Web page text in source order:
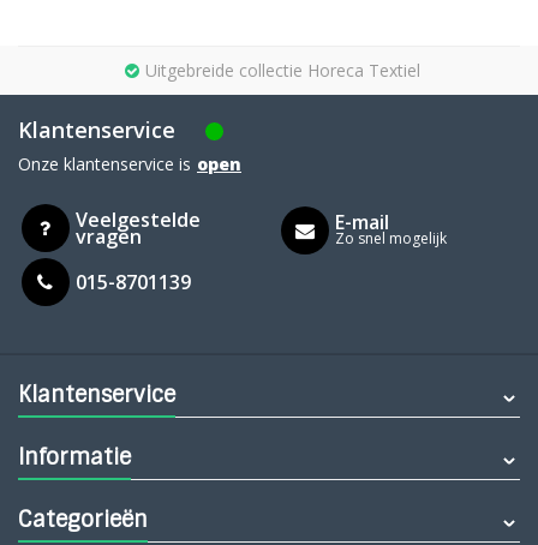
Uitgebreide collectie Horeca Textiel
Klantenservice
Onze klantenservice is open
Veelgestelde
vragen
015-8701139
E-mail
Zo snel mogelijk
Klantenservice
Informatie
Categorieën